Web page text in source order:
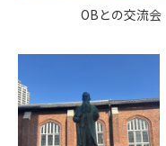
OBとの交流会